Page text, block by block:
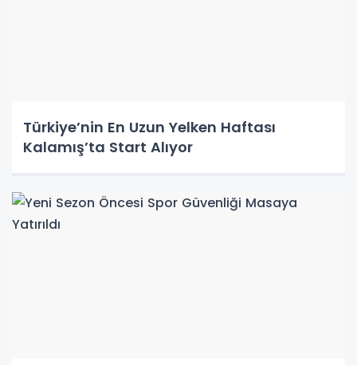
Türkiye’nin En Uzun Yelken Haftası
Kalamış’ta Start Alıyor